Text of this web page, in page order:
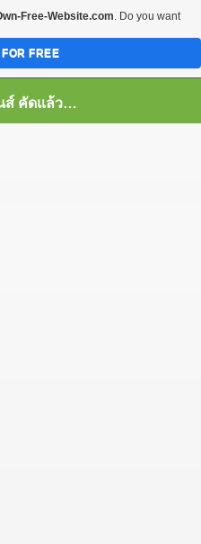
หนังดี หนังมันส์ คัดแล้ว เพื่อคุณ
Free-Website.com. Do you want
FREE